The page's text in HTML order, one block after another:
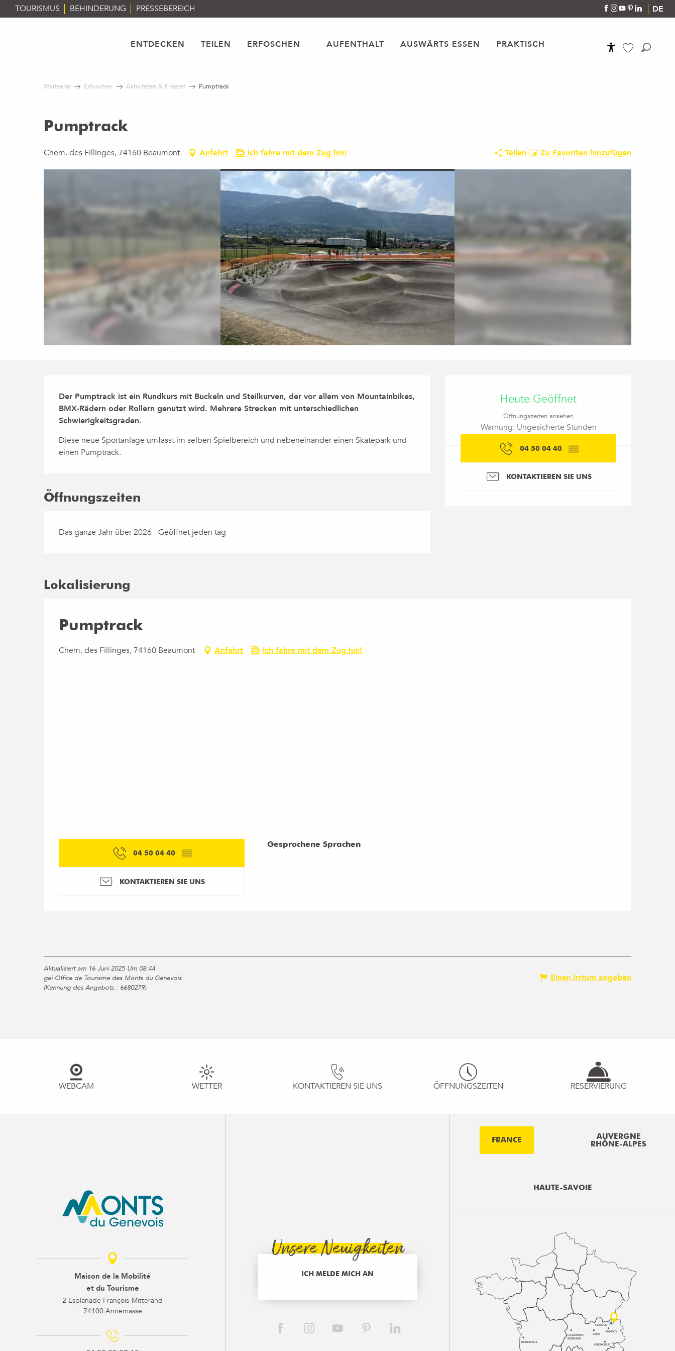
Aller
au
DE
TOURISMUS BEHINDERUNG PRESSEBEREICH
ENTDECKEN TEILEN ERFOSCHEN AUFENTHALT AUSWÄRTS ESSEN PRAKTISCH
Startseite Erfoschen Aktivitäten & Freizeit Pumptrack
Pumptrack
Chem. des Fillinges, 74160 Beaumont Anfahrt Ich fahre mit dem Zug hin! TeilenAjouter aux favoris
Zu Favoriten hinzufügen
Öffnungszeiten &
Heute Geöffnet
Öffnungszeiten ansehen
Warnung: Ungesicherte Stunden
04 50 04 40 ▒▒
KONTAKTIEREN SIE UNS
Beschreibung
Der Pumptrack ist ein Rundkurs mit Buckeln und Steilkurven, der vor allem von Mountainbikes,
BMX-Rädern oder Rollern genutzt wird. Mehrere Strecken mit unterschiedlichen
Schwierigkeitsgraden.
Diese neue Sportanlage umfasst im selben Spielbereich und nebeneinander einen Skatepark und
einen Pumptrack.
Öffnungszeiten
Das ganze Jahr über 2026 - Geöffnet jeden tag
Lokalisierung
Pumptrack
Chem. des Fillinges, 74160 Beaumont Anfahrt Ich fahre mit dem Zug hin!
04 50 04 40 ▒▒
KONTAKTIEREN SIE UNS
Gesprochene Sprachen
Gesprochene Sprachen
Aktualisiert am 16 Juni 2025 Um 08:44
gei Office de Tourisme des Monts du Genevois
(Kennung des Angebots : 6680279)
Einen Irrtum angeben
WEBCAM WETTER KONTAKTIEREN SIE UNS ÖFFNUNGSZEITEN RESERVIERUNG
Maison de la Mobilité
et du Tourisme
2 Esplanade François-Mitterand
74100 Annemasse
Unsere Neuigkeiten
ICH MELDE MICH AN
FRANCE
AUVERGNE
RHÔNE-ALPES
HAUTE-SAVOIE
BORDEAUX
CLERMONT-
FERRAND
LYON
ANNECY
GRENOBLE
GENÈVE